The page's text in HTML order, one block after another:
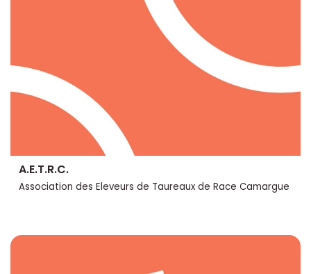
A.E.T.R.C.
Association des Eleveurs de Taureaux de Race Camargue